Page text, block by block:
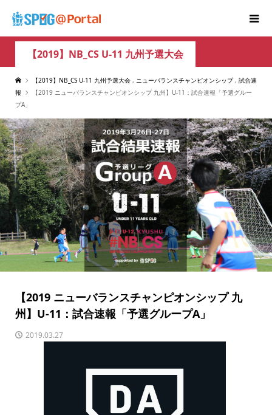
【2019】NB_CS U-11 九州予選大会
【2019】NB_CS U-11 九州予選大会 , ニューバランスチャンピオンシップ , 試合速
報
【2019 ニューバランスチャンピオンシップ 九州】U-11：試合速報「予選グルー
プA」
【2019 ニューバランスチャンピオンシップ 九
州】U-11：試合速報「予選グループA」
2019.03.27